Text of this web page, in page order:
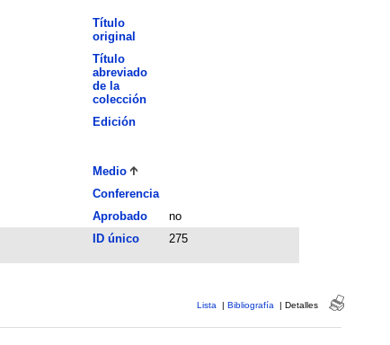
Título
original
Título
abreviado
de la
colección
Edición
Medio
Conferencia
Aprobado
no
ID único 275
Lista | Bibliografía | Detalles